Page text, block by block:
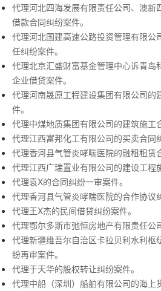
代理河北四海发展有限责任公司、澳新
借款合同纠纷案件。
代理河北国建高速公路投资管理有限公
任纠纷案件。
代理北京汇盛财富基金管理中心诉青岛
企业借贷案件。
代理河南晟原工程建设集团有限公司的
件。
代理中煤地质集团有限公司的建筑施工
代理江西富邦化工有限公司的买卖合同
代理香河县气管炎哮喘医院的融租租赁
代理江西广瑞置业有限公司的建设工程
代理袁X的合同纠纷一审案件。
代理香河县气管炎哮喘医院的合作协议
代理王X杰的民间借贷纠纷案件。
代理鄂尔多斯市弛恒房地产有限责任公
代理新疆维吾尔自治区卡拉贝利水利枢
纷再审案件。
代理于天华的股权转让纠纷案件。
代理中船（深圳）船舶有限公司的海上